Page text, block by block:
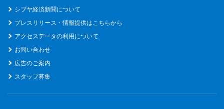
シブヤ経済新聞について
プレスリリース・情報提供はこちらから
アクセスデータの利用について
お問い合わせ
広告のご案内
スタッフ募集